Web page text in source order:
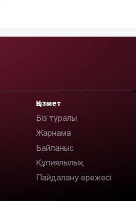
11:23
Қызмет
Біз туралы
Жарнама
Байланыс
Құпиялылық
Пайдалану ережесі